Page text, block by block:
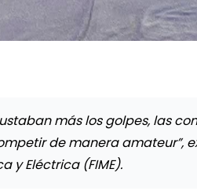
más los golpes, las
de manera amateur”,
y Eléctrica (FIME).